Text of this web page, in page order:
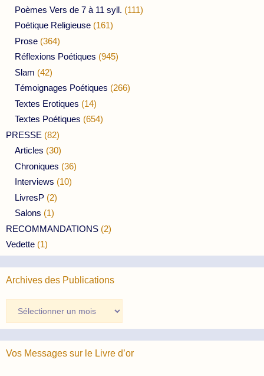
Poèmes Vers de 7 à 11 syll. (111)
Poétique Religieuse (161)
Prose (364)
Réflexions Poétiques (945)
Slam (42)
Témoignages Poétiques (266)
Textes Erotiques (14)
Textes Poétiques (654)
PRESSE (82)
Articles (30)
Chroniques (36)
Interviews (10)
LivresP (2)
Salons (1)
RECOMMANDATIONS (2)
Vedette (1)
Archives des Publications
des
Publications
Vos Messages sur le Livre d’or